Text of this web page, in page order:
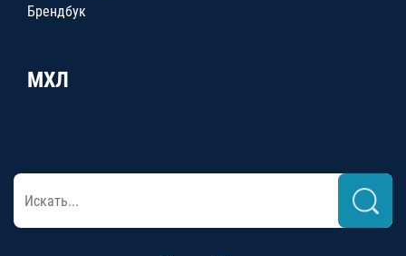
Брендбук
МХЛ